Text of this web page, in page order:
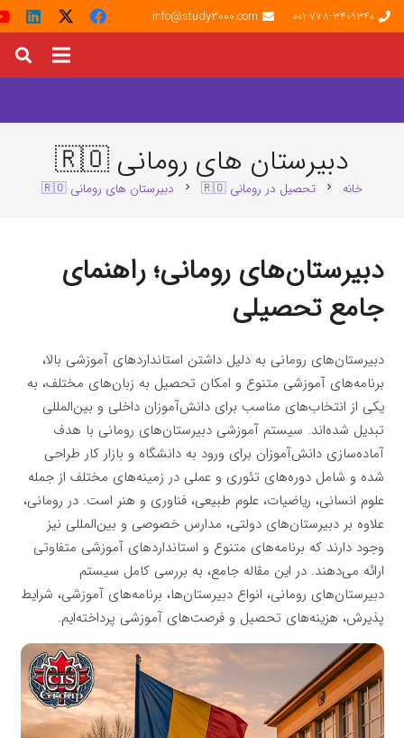
001-778-3409340
info@study3000.com
دبیرستان های رومانی 🇷🇴
خانه chevron_right تحصیل در رومانی 🇷🇴 chevron_right دبیرستان های رومانی 🇷🇴
دبیرستان‌های رومانی؛ راهنمای
جامع تحصیلی
دبیرستان‌های رومانی به دلیل داشتن استانداردهای آموزشی بالا،
برنامه‌های آموزشی متنوع و امکان تحصیل به زبان‌های مختلف، به
یکی از انتخاب‌های مناسب برای دانش‌آموزان داخلی و بین‌المللی
تبدیل شده‌اند. سیستم آموزشی دبیرستان‌های رومانی با هدف
آماده‌سازی دانش‌آموزان برای ورود به دانشگاه و بازار کار طراحی
شده و شامل دوره‌های تئوری و عملی در زمینه‌های مختلف از جمله
علوم انسانی، ریاضیات، علوم طبیعی، فناوری و هنر است. در رومانی،
علاوه بر دبیرستان‌های دولتی، مدارس خصوصی و بین‌المللی نیز
وجود دارند که برنامه‌های متنوع و استانداردهای آموزشی متفاوتی
ارائه می‌دهند. در این مقاله جامع، به بررسی کامل سیستم
دبیرستان‌های رومانی، انواع دبیرستان‌ها، برنامه‌های آموزشی، شرایط
پذیرش، هزینه‌های تحصیل و فرصت‌های آموزشی پرداخته‌ایم.